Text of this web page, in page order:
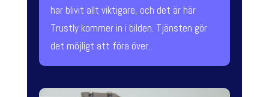
har blivit allt viktigare, och det är här
Trustly kommer in i bilden. Tjänsten gör
det möjligt att föra över...